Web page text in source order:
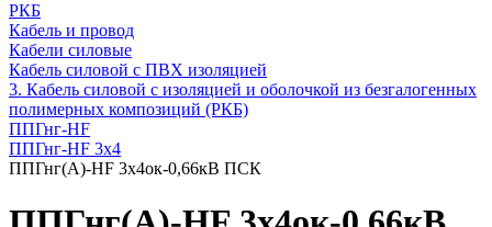
РКБ
Кабель и провод
Кабели силовые
Кабель силовой с ПВХ изоляцией
3. Кабель силовой с изоляцией и оболочкой из безгалогенных
полимерных композиций (РКБ)
ППГнг-HF
ППГнг-HF 3х4
ППГнг(А)-HF 3х4ок-0,66кВ ПСК